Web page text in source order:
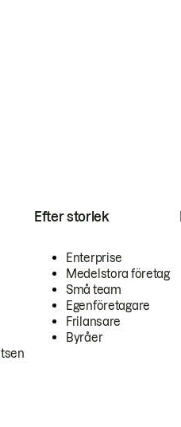
Efter storlek
Enterprise
Medelstora företag
Små team
Egenföretagare
Frilansare
Byråer